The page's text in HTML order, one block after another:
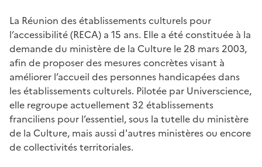
La Réunion des établissements culturels pour
l’accessibilité (RECA) a 15 ans. Elle a été constituée à la
demande du ministère de la Culture le 28 mars 2003,
afin de proposer des mesures concrètes visant à
améliorer l’accueil des personnes handicapées dans
les établissements culturels. Pilotée par Universcience,
elle regroupe actuellement 32 établissements
franciliens pour l’essentiel, sous la tutelle du ministère
de la Culture, mais aussi d'autres ministères ou encore
de collectivités territoriales.